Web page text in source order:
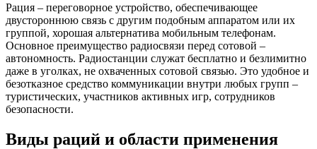
Рация – переговорное устройство, обеспечивающее
двустороннюю связь с другим подобным аппаратом или их
группой, хорошая альтернатива мобильным телефонам.
Основное преимущество радиосвязи перед сотовой –
автономность. Радиостанции служат бесплатно и безлимитно
даже в уголках, не охваченных сотовой связью. Это удобное и
безотказное средство коммуникации внутри любых групп –
туристических, участников активных игр, сотрудников
безопасности.
Виды раций и области применения